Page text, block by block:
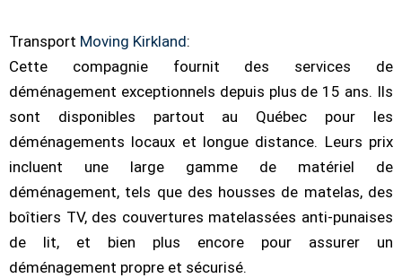
Transport Moving Kirkland:
Cette compagnie fournit des services de
déménagement exceptionnels depuis plus de 15 ans. Ils
sont disponibles partout au Québec pour les
déménagements locaux et longue distance. Leurs prix
incluent une large gamme de matériel de
déménagement, tels que des housses de matelas, des
boîtiers TV, des couvertures matelassées anti-punaises
de lit, et bien plus encore pour assurer un
déménagement propre et sécurisé.